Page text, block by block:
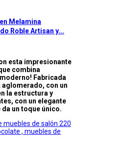
Melamina
Roble Artisan y...
esta impresionante
combina
Fabricada
aglomerado, con un
la estructura y
con un elegante
un toque único.